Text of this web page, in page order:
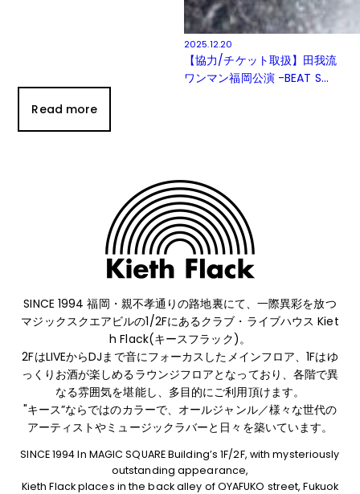
2025.12.20
【協力/チケット取扱】田我流
ワンマン福岡公演 -BEAT S...
Read more
SINCE 1994 福岡・親不孝通りの路地裏にて、 一際異彩を放つ
マジックスクエアビルの1/2Fにあるクラブ・ライブハウス Kiet
h Flack(キースフラック)。
2FはLIVEからDJまで音にフォーカスしたメインフロア、1Fはゆ
っくりお酒が楽しめるラウンジフロアとなっており、 各階で異
なる雰囲気を堪能し、多目的にご利用頂けます。
"キース”ならではのカラーで、オールジャンル／様々な世代の
アーティストやミュージックラバーと日々を築いています。
SINCE 1994 In MAGIC SQUARE Building’s 1F/2F, with mysteriously
outstanding appearance,
Kieth Flack places in the back alley of OYAFUKO street, Fukuok